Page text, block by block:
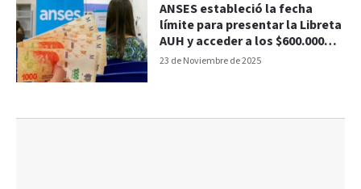
23 de Noviembre de 2025
ANSES estableció la fecha
límite para presentar la Libreta
AUH y acceder a los $600.000
extras